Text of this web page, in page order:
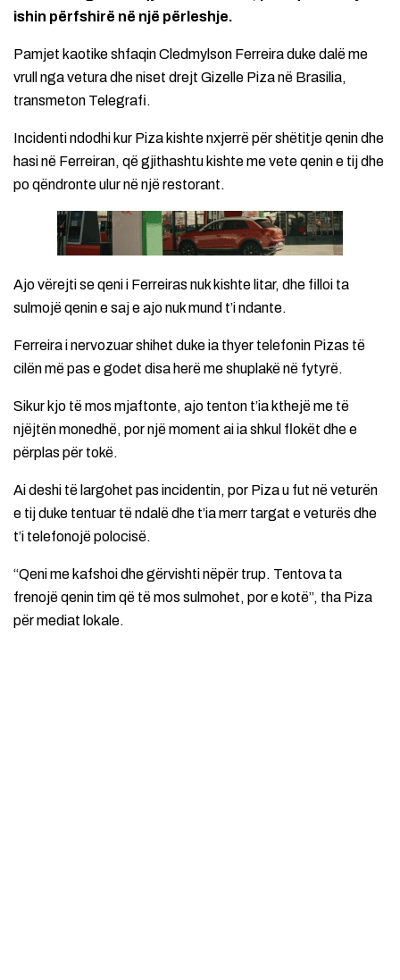
ishin përfshirë në një përleshje.
Pamjet kaotike shfaqin Cledmylson Ferreira duke dalë me
vrull nga vetura dhe niset drejt Gizelle Piza në Brasilia,
transmeton Telegrafi.
Incidenti ndodhi kur Piza kishte nxjerrë për shëtitje qenin dhe
hasi në Ferreiran, që gjithashtu kishte me vete qenin e tij dhe
po qëndronte ulur në një restorant.
Ajo vërejti se qeni i Ferreiras nuk kishte litar, dhe filloi ta
sulmojë qenin e saj e ajo nuk mund t’i ndante.
Ferreira i nervozuar shihet duke ia thyer telefonin Pizas të
cilën më pas e godet disa herë me shuplakë në fytyrë.
Sikur kjo të mos mjaftonte, ajo tenton t’ia kthejë me të
njëjtën monedhë, por një moment ai ia shkul flokët dhe e
përplas për tokë.
Ai deshi të largohet pas incidentin, por Piza u fut në veturën
e tij duke tentuar të ndalë dhe t’ia merr targat e veturës dhe
t’i telefonojë polocisë.
“Qeni me kafshoi dhe gërvishti nëpër trup. Tentova ta
frenojë qenin tim që të mos sulmohet, por e kotë”, tha Piza
për mediat lokale.